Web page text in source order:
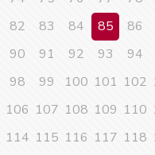
82 83 84 85 86
90 91 92 93 94
98 99 100 101 102
106 107 108 109 110
114 115 116 117 118